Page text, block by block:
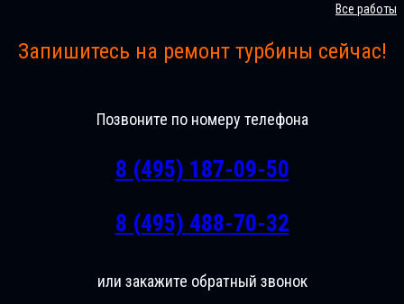
Все работы
Запишитесь на ремонт турбины сейчас!
Позвоните по номеру телефона
8 (495) 187-09-50
8 (495) 488-70-32
или закажите обратный звонок